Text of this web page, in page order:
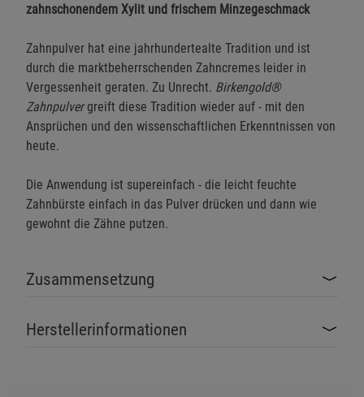
zahnschonendem Xylit und frischem Minzegeschmack
Zahnpulver hat eine jahrhundertealte Tradition und ist
durch die marktbeherrschenden Zahncremes leider in
Vergessenheit geraten. Zu Unrecht. Birkengold®
Zahnpulvergreift diese Tradition wieder auf - mit den
Ansprüchen und den wissenschaftlichen Erkenntnissen von
heute.
Die Anwendung ist supereinfach - die leicht feuchte
Zahnbürste einfach in das Pulver drücken und dann wie
gewohnt die Zähne putzen.
Zusammensetzung
Herstellerinformationen